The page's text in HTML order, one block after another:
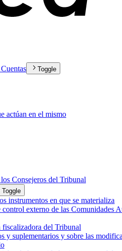
Toggle
actúan en el mismo
Consejeros del Tribunal
Toggle
instrumentos en que se materializa
externo de las Comunidades
del Tribunal
suplementarios y sobre las